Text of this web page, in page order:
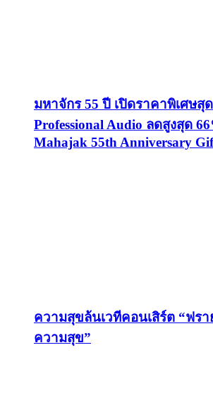
มหาจักร 55 ปี เปิดราคาพิเศษสุ
Professional Audio ลดสูงสุด
Mahajak 55th Anniversary
ความสุขล้นเวทีคอนเสิร์ต “ฟร
ความสุข”